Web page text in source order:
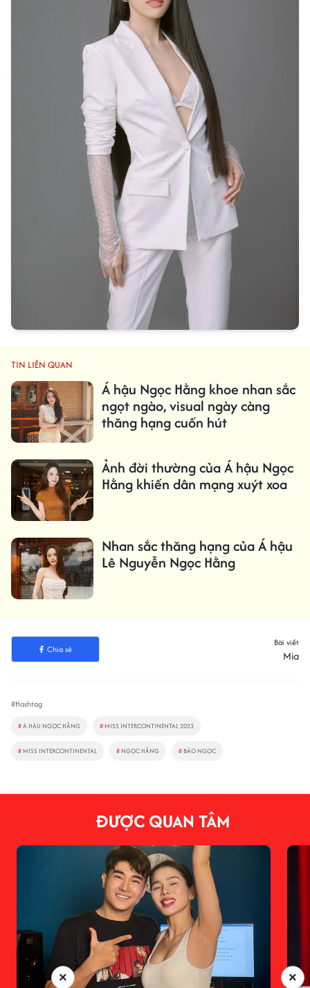
TIN LIÊN QUAN
Á hậu Ngọc Hằng khoe nhan sắc
ngọt ngào, visual ngày càng
thăng hạng cuốn hút
Ảnh đời thường của Á hậu Ngọc
Hằng khiến dân mạng xuýt xoa
Nhan sắc thăng hạng của Á hậu
Lê Nguyễn Ngọc Hằng
Chia sẻ
Bài viết
Mia
#Hashtag
#Á HẬU NGỌC HẰNG # MISS INTERCONTINENTAL 2023
# MISS INTERCONTINENTAL # NGỌC HẰNG # BẢO NGỌC
ĐƯỢC QUAN TÂM
×
×